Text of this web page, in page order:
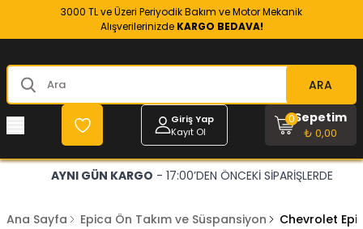
3000 TL ve Üzeri Periyodik Bakım ve Motor Mekanik
Alışverilerinizde KARGO BEDAVA!
ARA
Giriş Yap
Kayıt Ol
Sepetim
₺ 0,00
0
AYNI GÜN KARGO - 17:00’DEN ÖNCEKİ SİPARİŞLERDE
Ana Sayfa Epica Ön Takım ve Süspansiyon Chevrolet